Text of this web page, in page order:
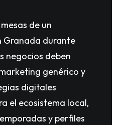
de un
Granada durante
negocios deben
genérico y
digitales
el ecosistema local,
y perfiles